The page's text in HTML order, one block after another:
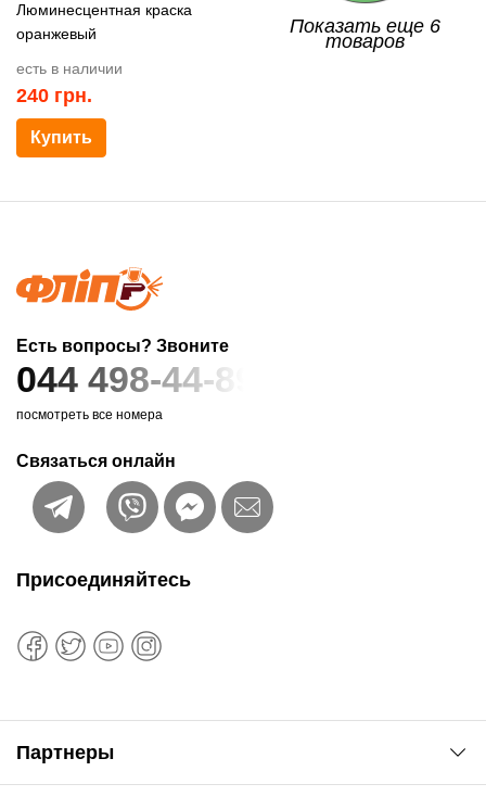
Люминесцентная краска
оранжевый
есть в наличии
240 грн.
Купить
Показать еще 6
товаров
Есть вопросы? Звоните
044 498-44-89
посмотреть все номера
Связаться онлайн
Присоединяйтесь
Партнеры